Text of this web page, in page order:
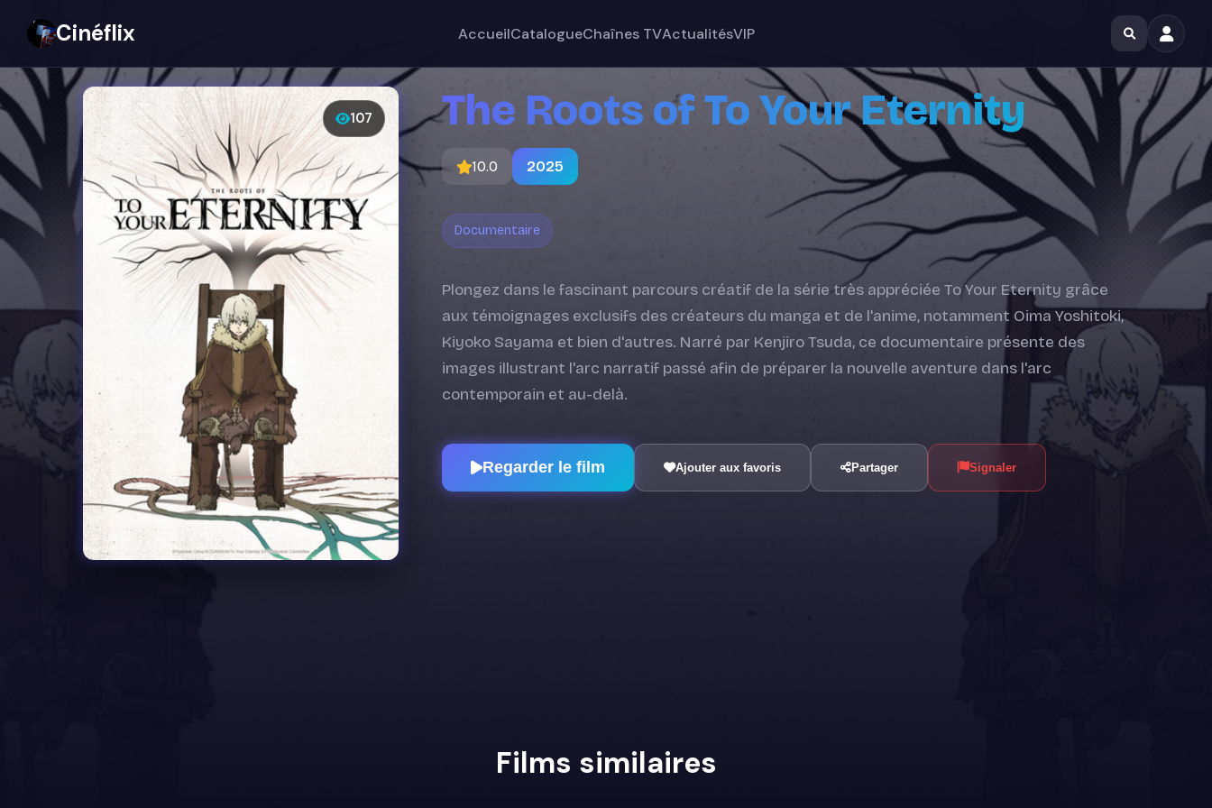
Cinéflix AccueilCatalogueChaînes TVActualitésVIP
107 The Roots of To Your Eternity
10.0 2025
Documentaire
Plongez dans le fascinant parcours créatif de la série très appréciée To Your Eternity grâce
aux témoignages exclusifs des créateurs du manga et de l'anime, notamment Oima Yoshitoki,
Kiyoko Sayama et bien d'autres. Narré par Kenjiro Tsuda, ce documentaire présente des
images illustrant l'arc narratif passé afin de préparer la nouvelle aventure dans l'arc
contemporain et au-delà.
Regarder le film Ajouter aux favoris Partager Signaler
Films similaires